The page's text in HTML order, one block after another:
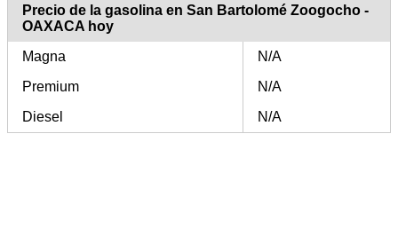
Precio de la gasolina en San Bartolomé Zoogocho -
OAXACA hoy
Magna
N/A
Premium
N/A
Diesel
N/A